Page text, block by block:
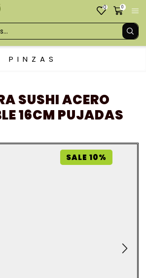
0 0
PINZAS
SUSHI ACERO
16CM PUJADAS
SALE 10%